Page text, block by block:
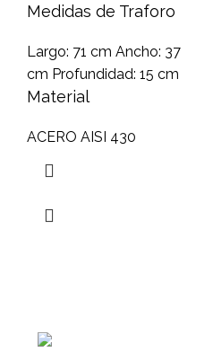
Medidas de Traforo
Largo: 71 cm Ancho: 37
cm Profundidad: 15 cm
Material
ACERO AISI 430